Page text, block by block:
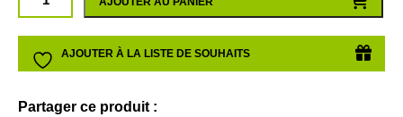
PHYTO
STEM
CELL
SOUCHES)
AJOUTER À LA LISTE DE SOUHAITS
Partager ce produit :